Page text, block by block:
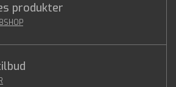
produkter